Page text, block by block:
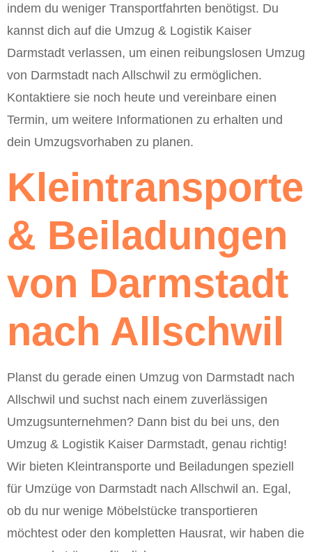
indem du weniger Transportfahrten benötigst. Du
kannst dich auf die Umzug & Logistik Kaiser
Darmstadt verlassen, um einen reibungslosen Umzug
von Darmstadt nach Allschwil zu ermöglichen.
Kontaktiere sie noch heute und vereinbare einen
Termin, um weitere Informationen zu erhalten und
dein Umzugsvorhaben zu planen.
Kleintransporte
& Beiladungen
von Darmstadt
nach Allschwil
Planst du gerade einen Umzug von Darmstadt nach
Allschwil und suchst nach einem zuverlässigen
Umzugsunternehmen? Dann bist du bei uns, den
Umzug & Logistik Kaiser Darmstadt, genau richtig!
Wir bieten Kleintransporte und Beiladungen speziell
für Umzüge von Darmstadt nach Allschwil an. Egal,
ob du nur wenige Möbelstücke transportieren
möchtest oder den kompletten Hausrat, wir haben die